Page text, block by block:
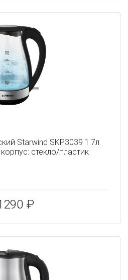
Starwind SKP3039 1.7л.
стекло/пластик
₽